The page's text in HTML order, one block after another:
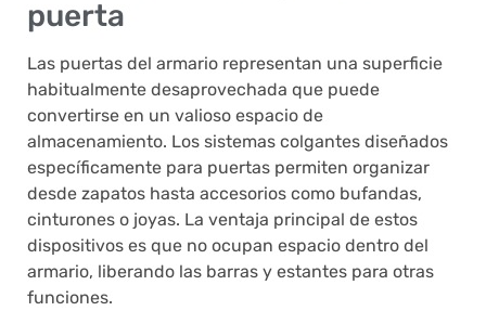
puerta
Las puertas del armario representan una superficie
habitualmente desaprovechada que puede
convertirse en un valioso espacio de
almacenamiento. Los sistemas colgantes diseñados
específicamente para puertas permiten organizar
desde zapatos hasta accesorios como bufandas,
cinturones o joyas. La ventaja principal de estos
dispositivos es que no ocupan espacio dentro del
armario, liberando las barras y estantes para otras
funciones.